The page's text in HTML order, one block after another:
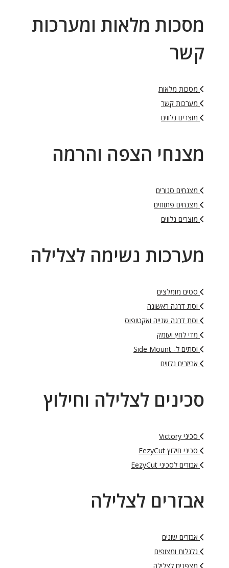
מסכות מלאות ומערכות
קשר
מסכות מלאות
מערכות קשר
מוצרים נלווים
מצנחי הצפה והרמה
מצנחים סגורים
מצנחים פתוחים
מוצרים נלווים
מערכות נשימה לצלילה
סטים מומלצים
וסת דרגה ראשונה
וסת דרגה שנייה ואקטופוס
מדי לחץ ועומק
וסתים ל- Side Mount
אביזרים נלווים
סכינים לצלילה וחילוץ
סכיני Victory
סכיני חילוץ EezyCut
אבזרים לסכיני EezyCut
אבזרים לצלילה
אבזרים שונים
גלגלות ומצופים
מצפנים לצלילה